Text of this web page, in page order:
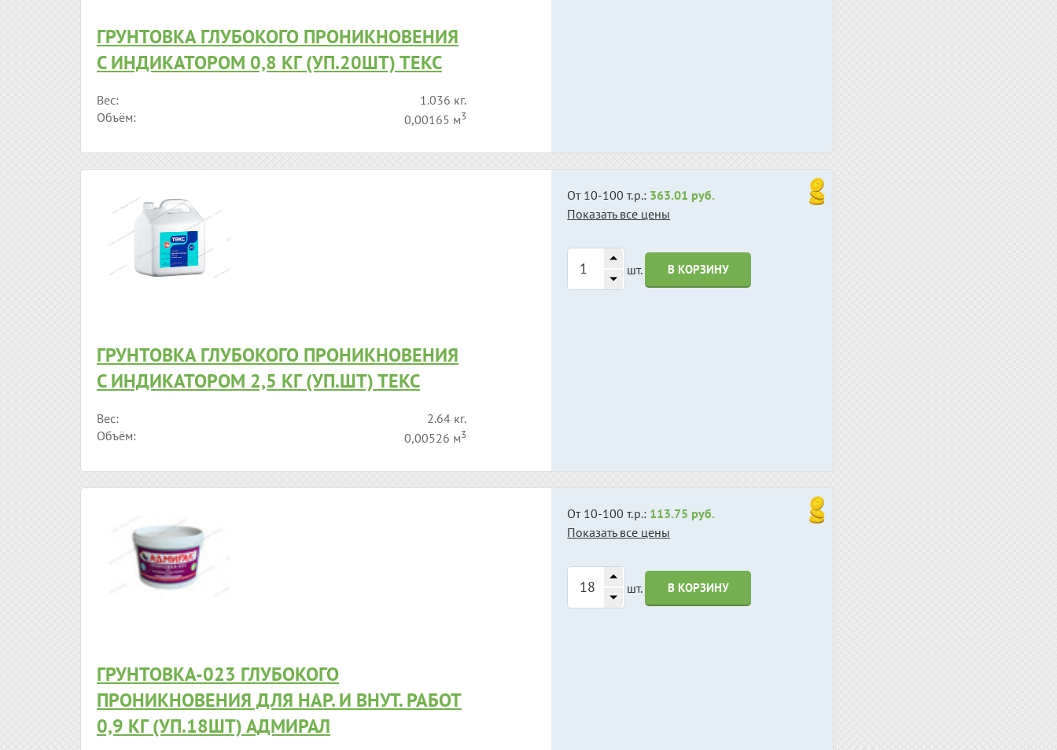
ГРУНТОВКА ГЛУБОКОГО ПРОНИКНОВЕНИЯ
С ИНДИКАТОРОМ 0,8 КГ (УП.20ШТ) ТЕКС
Вес:
1.036 кг.
Объём:
0,00165 м3
ГРУНТОВКА ГЛУБОКОГО ПРОНИКНОВЕНИЯ
С ИНДИКАТОРОМ 2,5 КГ (УП.ШТ) ТЕКС
Вес:
2.64 кг.
Объём:
0,00526 м3
От 10-100 т.р.: 363.01 руб.
Показать все цены
шт. В КОРЗИНУ
ГРУНТОВКА-023 ГЛУБОКОГО
ПРОНИКНОВЕНИЯ ДЛЯ НАР. И ВНУТ. РАБОТ
0,9 КГ (УП.18ШТ) АДМИРАЛ
От 10-100 т.р.: 113.75 руб.
Показать все цены
шт. В КОРЗИНУ